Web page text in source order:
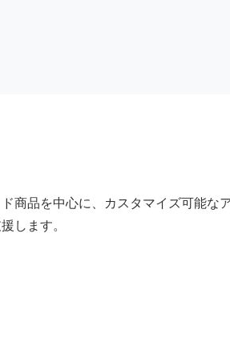
商品を中心に、カスタマイズ可能
します。